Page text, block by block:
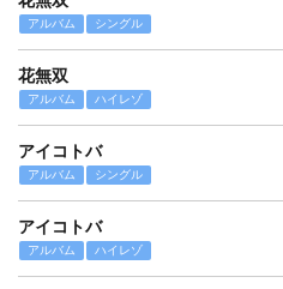
アルバム シングル
花無双
アルバム ハイレゾ
アイコトバ
アルバム シングル
アイコトバ
アルバム ハイレゾ